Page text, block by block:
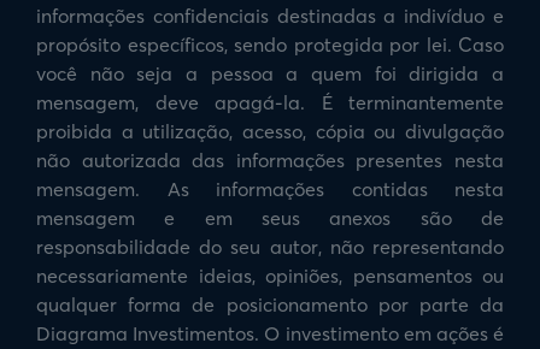
informações confidenciais destinadas a indivíduo e
propósito específicos, sendo protegida por lei. Caso
você não seja a pessoa a quem foi dirigida a
mensagem, deve apagá-la. É terminantemente
proibida a utilização, acesso, cópia ou divulgação
não autorizada das informações presentes nesta
mensagem. As informações contidas nesta
mensagem e em seus anexos são de
responsabilidade do seu autor, não representando
necessariamente ideias, opiniões, pensamentos ou
qualquer forma de posicionamento por parte da
Diagrama Investimentos. O investimento em ações é